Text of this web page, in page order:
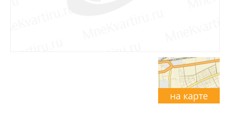
на карте